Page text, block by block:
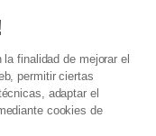
finalidad de mejorar el
permitir ciertas
adaptar el
cookies de